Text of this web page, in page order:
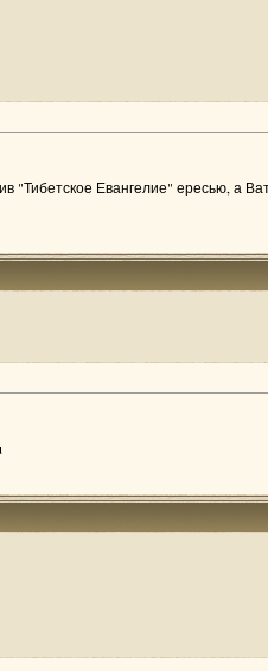
"Тибетское Евангелие" ересью, а